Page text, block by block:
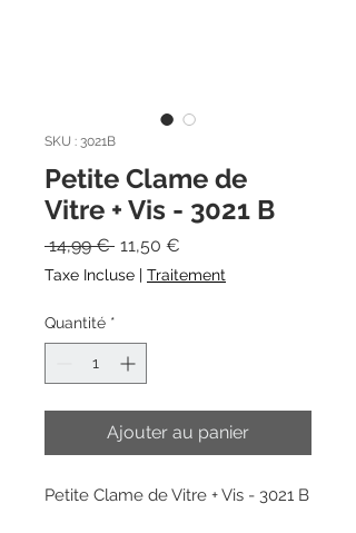
SKU : 3021B
Petite Clame de
Vitre + Vis - 3021 B
14,99 € Prix
original
11,50 €
promotionnel
Taxe Incluse | Traitement
Quantité *
Ajouter au panier
Petite Clame de Vitre + Vis - 3021 B